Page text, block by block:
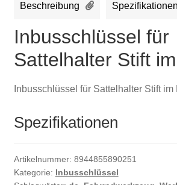
Beschreibung Spezifikationen
Inbusschlüssel für
Sattelhalter Stift
Inbusschlüssel für Sattelhalter Stift im
Spezifikationen
Artikelnummer: 8944855890251
Kategorie: Inbusschlüssel